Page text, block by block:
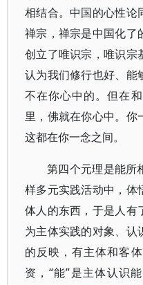
相结合。中国的心性论
禅宗，禅宗是中国化了
创立了唯识宗，唯识宗
认为我们修行也好、能
不在你心中的。但在
里，佛就在你心中。你
这都在你一念之间。
第四个元理是能所
样多元实践活动中，体
体人的东西，于是人有
为主体实践的对象、认
的反映，有主体和客
资，“能”是主体认识